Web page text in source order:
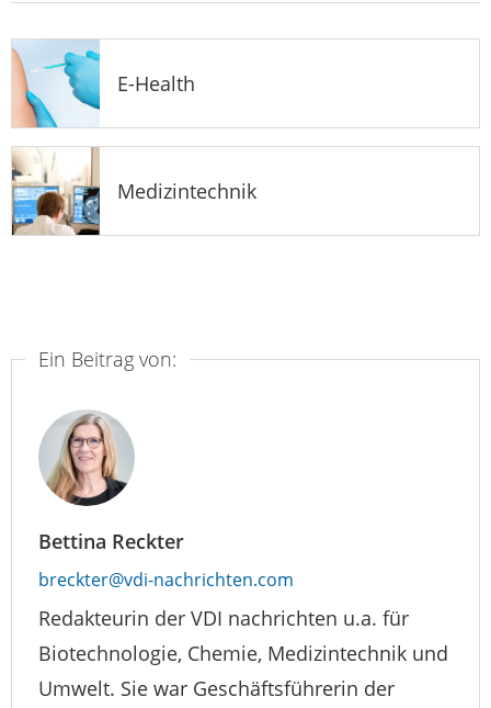
E-Health
Medizintechnik
Ein Beitrag von:
Bettina Reckter
breckter@vdi-nachrichten.com
Redakteurin der VDI nachrichten u.a. für
Biotechnologie, Chemie, Medizintechnik und
Umwelt. Sie war Geschäftsführerin der